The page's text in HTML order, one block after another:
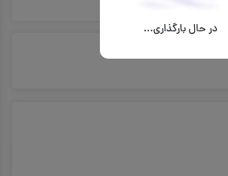
در حال بارگذاری...